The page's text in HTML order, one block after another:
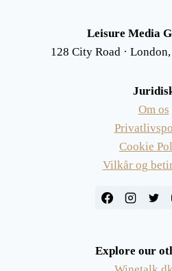
Leisure Media
128 City Road ·
Om os
Cookie
Vilkår og
Explore our